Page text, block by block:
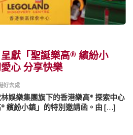
獻「聖誕樂高® 繽紛小
心 分享快樂
好去處
娛樂集團旗下的香港樂高® 探索中心
繽紛小鎮」的特別邀請函。由 […]